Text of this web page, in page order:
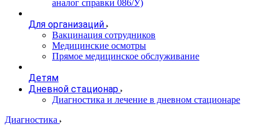
аналог справки 086/У)
Для организаций
Вакцинация сотрудников
Медицинские осмотры
Прямое медицинское обслуживание
Детям
Дневной стационар
Диагностика и лечение в дневном стационаре
Диагностика